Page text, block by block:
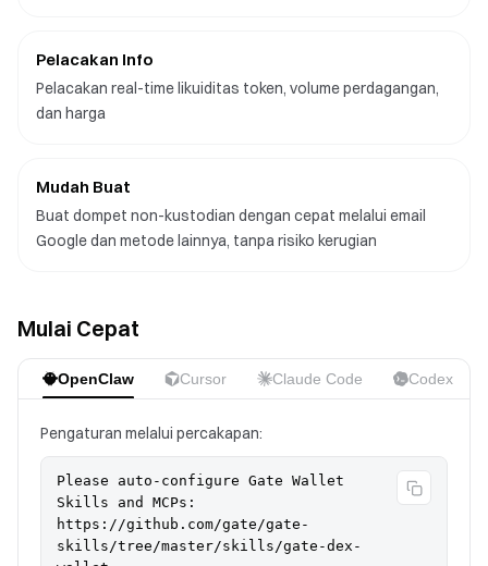
Pelacakan Info
Pelacakan real-time likuiditas token, volume perdagangan,
dan harga
Mudah Buat
Buat dompet non-kustodian dengan cepat melalui email
Google dan metode lainnya, tanpa risiko kerugian
Mulai Cepat
OpenClaw Cursor Claude Code Codex
Pengaturan melalui percakapan:
Please auto-configure Gate Wallet
Skills and MCPs:
https://github.com/gate/gate-
skills/tree/master/skills/gate-dex-